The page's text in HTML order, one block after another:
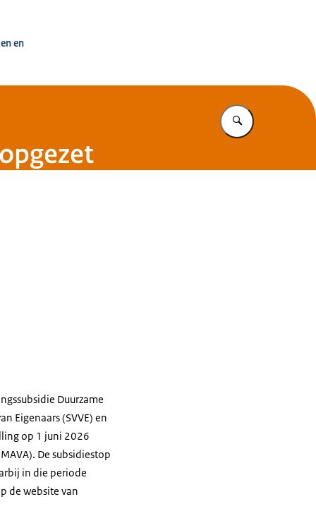
en
Vul in wat u
Duurzame
Eigenaars (SVVE) en
op 1 juni 2026
De subsidiestop
in die periode
de website van